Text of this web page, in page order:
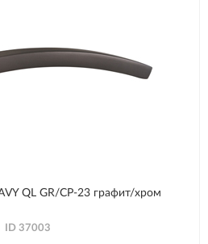
QL GR/CP-23 графит/хром
ID 37003